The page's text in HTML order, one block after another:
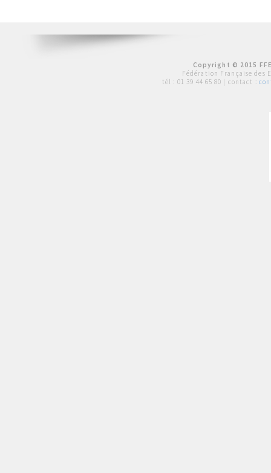
Copyright © 2015
Fédération Française des
tél : 01 39 44 65 80 | contact :